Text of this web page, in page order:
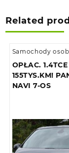
Related
Samochody
OPŁAC. 1.4TCE
155TYS.KM!
NAVI 7-OS